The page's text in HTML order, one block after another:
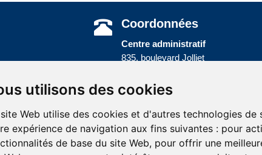
utilisons des cookies
Web utilise des cookies et d'autres technologies de
expérience de navigation aux fins suivantes : pour
de base du site Web, pour offrir une
Coordonnées
Centre administratif
835, boulevard Jolliet
Téléphone :418 589-9845